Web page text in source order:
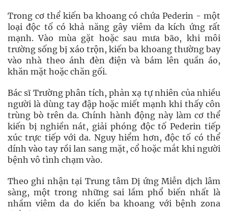
Trong cơ thể kiến ba khoang có chứa Pederin - một
loại độc tố có khả năng gây viêm da kích ứng rất
mạnh. Vào mùa gặt hoặc sau mưa bão, khi môi
trường sống bị xáo trộn, kiến ba khoang thường bay
vào nhà theo ánh đèn điện và bám lên quần áo,
khăn mặt hoặc chăn gối.
Bác sĩ Trường phân tích, phản xạ tự nhiên của nhiều
người là dùng tay đập hoặc miết mạnh khi thấy côn
trùng bò trên da. Chính hành động này làm cơ thể
kiến bị nghiền nát, giải phóng độc tố Pederin tiếp
xúc trực tiếp với da. Nguy hiểm hơn, độc tố có thể
dính vào tay rồi lan sang mặt, cổ hoặc mắt khi người
bệnh vô tình chạm vào.
Theo ghi nhận tại Trung tâm Dị ứng Miễn dịch lâm
sàng, một trong những sai lầm phổ biến nhất là
nhầm viêm da do kiến ba khoang với bệnh zona